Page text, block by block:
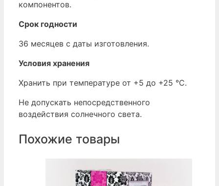
компонентов.
Срок годности
36 месяцев с даты изготовления.
Условия хранения
Хранить при температуре от +5 до +25 °С.
Не допускать непосредственного
воздействия солнечного света.
Похожие товары